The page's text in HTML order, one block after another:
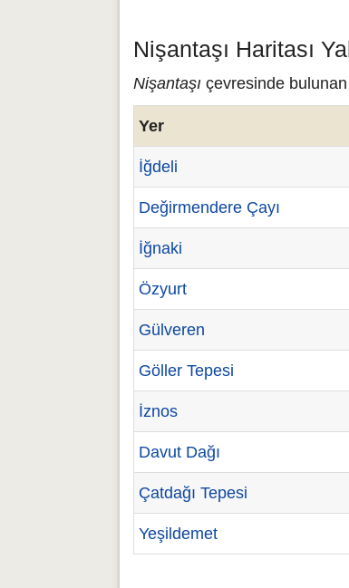
Nişantaşı Haritası
Nişantaşı çevresinde
Yer
İğdeli
Değirmendere Çayı
İğnaki
Özyurt
Gülveren
Göller Tepesi
İznos
Davut Dağı
Çatdağı Tepesi
Yeşildemet